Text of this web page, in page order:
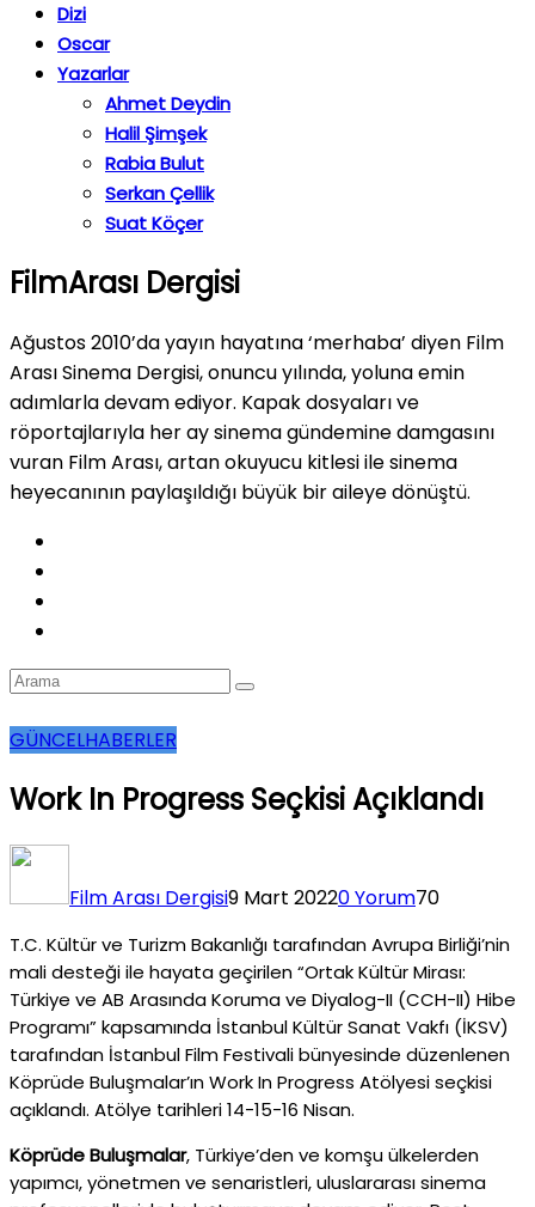
Dizi
Oscar
Yazarlar
Ahmet Deydin
Halil Şimşek
Rabia Bulut
Serkan Çellik
Suat Köçer
FilmArası Dergisi
Ağustos 2010’da yayın hayatına ‘merhaba’ diyen Film
Arası Sinema Dergisi, onuncu yılında, yoluna emin
adımlarla devam ediyor. Kapak dosyaları ve
röportajlarıyla her ay sinema gündemine damgasını
vuran Film Arası, artan okuyucu kitlesi ile sinema
heyecanının paylaşıldığı büyük bir aileye dönüştü.
GÜNCELHABERLER
Work In Progress Seçkisi Açıklandı
Film Arası Dergisi9 Mart 20220 Yorum70
T.C. Kültür ve Turizm Bakanlığı tarafından Avrupa Birliği’nin
mali desteği ile hayata geçirilen “Ortak Kültür Mirası:
Türkiye ve AB Arasında Koruma ve Diyalog-II (CCH-II) Hibe
Programı” kapsamında İstanbul Kültür Sanat Vakfı (İKSV)
tarafından İstanbul Film Festivali bünyesinde düzenlenen
Köprüde Buluşmalar’ın Work In Progress Atölyesi seçkisi
açıklandı. Atölye tarihleri 14-15-16 Nisan.
Köprüde Buluşmalar, Türkiye’den ve komşu ülkelerden
yapımcı, yönetmen ve senaristleri, uluslararası sinema